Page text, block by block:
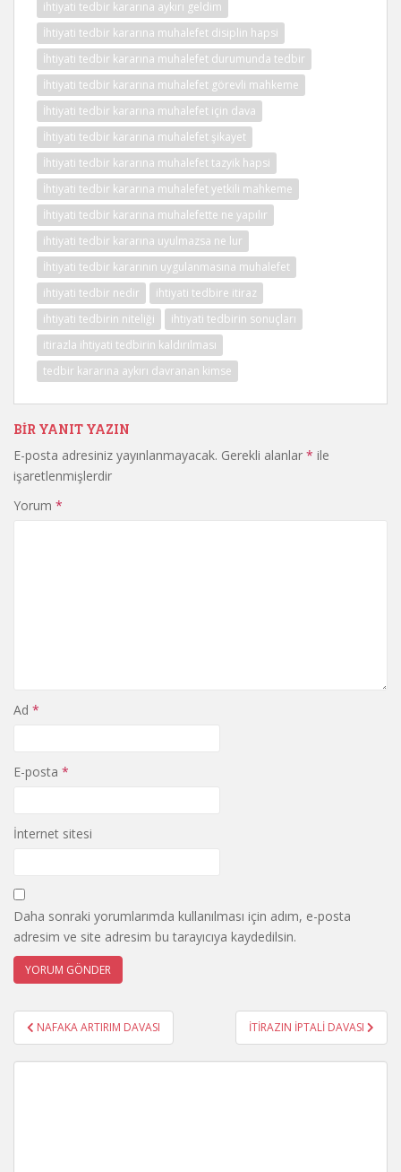
ihtiyati tedbir kararına aykırı geldim
İhtiyati tedbir kararına muhalefet disiplin hapsi
İhtiyati tedbir kararına muhalefet durumunda tedbir
İhtiyati tedbir kararına muhalefet görevli mahkeme
İhtiyati tedbir kararına muhalefet için dava
İhtiyati tedbir kararına muhalefet şikayet
İhtiyati tedbir kararına muhalefet tazyik hapsi
İhtiyati tedbir kararına muhalefet yetkili mahkeme
İhtiyati tedbir kararına muhalefette ne yapılır
ihtiyati tedbir kararına uyulmazsa ne lur
İhtiyati tedbir kararının uygulanmasına muhalefet
ihtiyati tedbir nedir
ihtiyati tedbire itiraz
ihtiyati tedbirin niteliği
ihtiyati tedbirin sonuçları
itirazla ihtiyati tedbirin kaldırılması
tedbir kararına aykırı davranan kimse
BIR YANIT YAZIN
E-posta adresiniz yayınlanmayacak. Gerekli alanlar * ile
işaretlenmişlerdir
Yorum *
Ad *
E-posta *
İnternet sitesi
Daha sonraki yorumlarımda kullanılması için adım, e-posta
adresim ve site adresim bu tarayıcıya kaydedilsin.
Yazı
gezinmesi
NAFAKA ARTIRIM DAVASI İTİRAZIN İPTALİ DAVASI